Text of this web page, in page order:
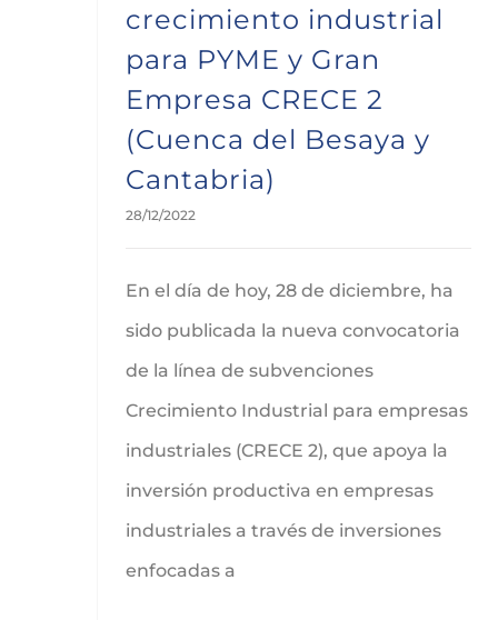
crecimiento industrial
para PYME y Gran
Empresa CRECE 2
(Cuenca del Besaya y
Cantabria)
28/12/2022
En el día de hoy, 28 de diciembre, ha
sido publicada la nueva convocatoria
de la línea de subvenciones
Crecimiento Industrial para empresas
industriales (CRECE 2), que apoya la
inversión productiva en empresas
industriales a través de inversiones
enfocadas a